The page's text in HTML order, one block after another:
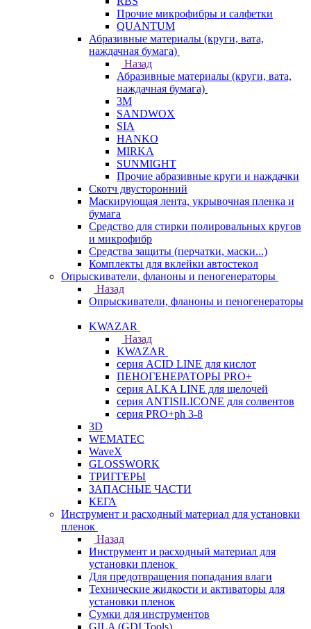
Прочие микрофибры и салфетки
QUANTUM
Абразивные материалы (круги, вата,
наждачная бумага)
Назад
Абразивные материалы (круги, вата,
наждачная бумага)
3М
SANDWOX
SIA
HANKO
MIRKA
SUNMIGHT
Прочие абразивные круги и наждачки
Скотч двусторонний
Маскирующая лента, укрывочная пленка и
бумага
Средство для стирки полировальных кругов
и микрофибр
Средства защиты (перчатки, маски...)
Комплекты для вклейки автостекол
Опрыскиватели, фланоны и пеногенераторы
Назад
Опрыскиватели, фланоны и пеногенераторы
KWAZAR
Назад
KWAZAR
серия ACID LINE для кислот
ПЕНОГЕНЕРАТОРЫ PRO+
серия ALKA LINE для щелочей
серия ANTISILICONE для солвентов
серия PRO+ph 3-8
3D
WEMATEC
WaveX
GLOSSWORK
ТРИГГЕРЫ
ЗАПАСНЫЕ ЧАСТИ
КЕГА
Инструмент и расходный материал для установки
пленок
Назад
Инструмент и расходный материал для
установки пленок
Для предотвращения попадания влаги
Технические жидкости и активаторы для
установки пленок
Сумки для инструментов
GILA (GDI Tools)